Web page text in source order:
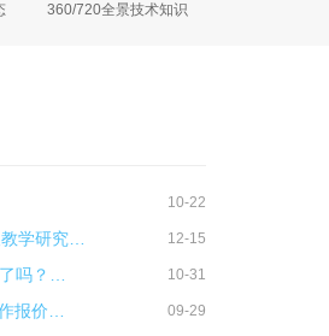
360/720全景技术知识
10-22
学研究… 12-15
吗？… 10-31
报价… 09-29